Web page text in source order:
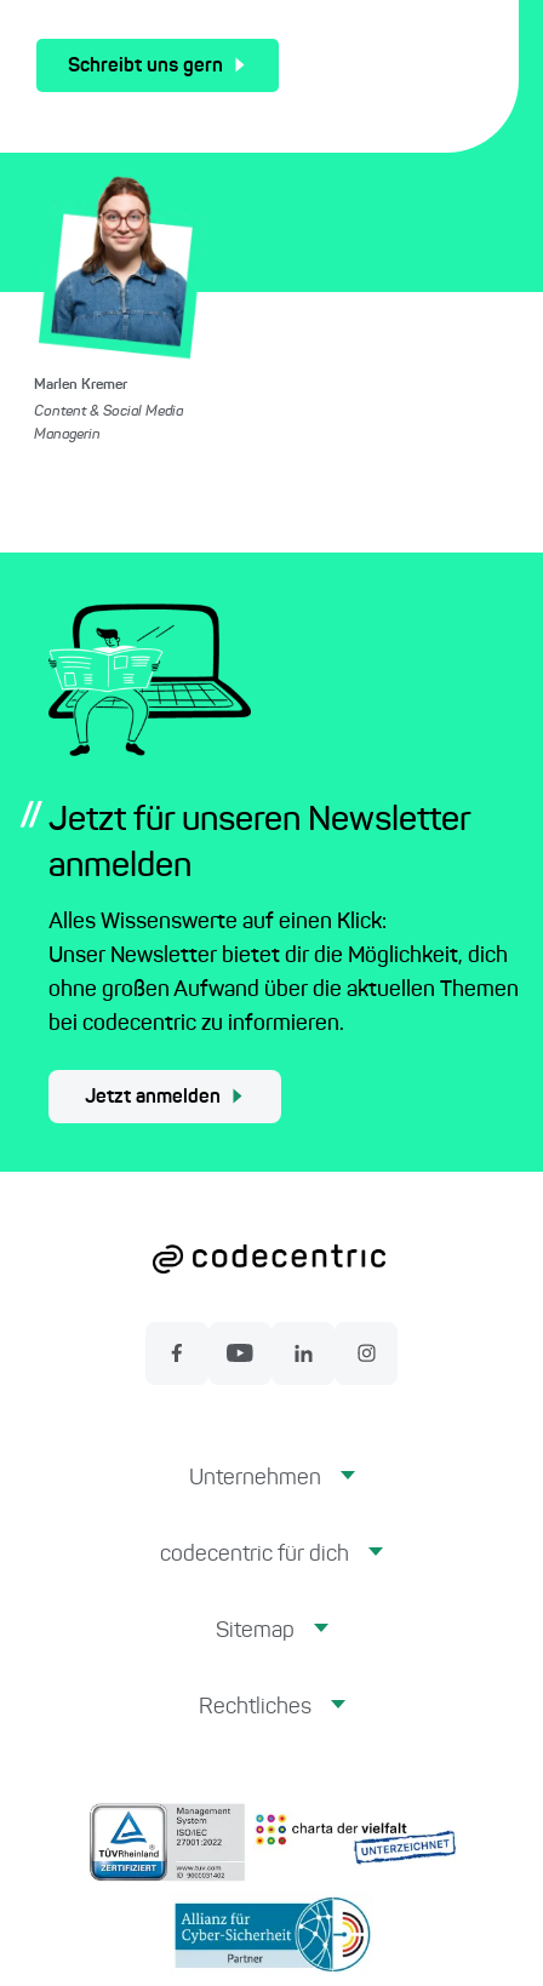
Schreibt uns gern
Marlen Kremer
Content & Social Media
Managerin
// Jetzt für unseren Newsletter
anmelden
Alles Wissenswerte auf einen Klick:
Unser Newsletter bietet dir die Möglichkeit, dich
ohne großen Aufwand über die aktuellen Themen
bei codecentric zu informieren.
Jetzt anmelden
Unternehmen
codecentric für dich
Sitemap
Rechtliches